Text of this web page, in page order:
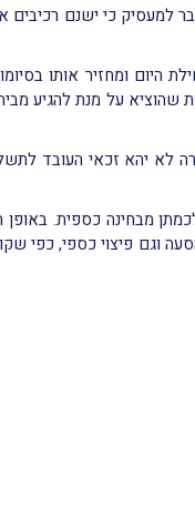
למעסיק כי ישנם רכיבים
ומחזיר אותו
שהוציא על מנת להגיע
לא יהא זכאי העובד
מבחינה כספית. באופן
וגם פיצוי כספי, כפי